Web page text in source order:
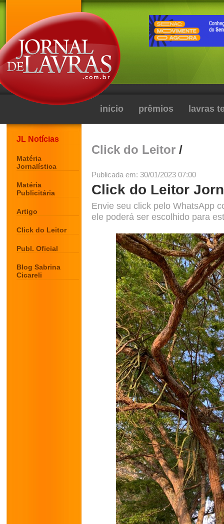
início prêmios lavras
JL Notícias
Matéria
Jornalística
Matéria
Publicitária
Artigo
Click do Leitor
Publ. Oficial
Blog Sabrina
Cicareli
Click do Leitor /
Publicada em: 30/01/2023 07:00
Click do Leitor
Envie seu click pelo WhatsApp
ele poderá ser escolhido para